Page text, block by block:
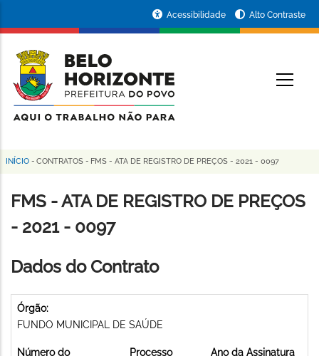
conteúdo
principal
da
Prefeitura
de
Horizonte
Acessibilidade Alto Contraste
Trilha
de
navegação
INÍCIO - CONTRATOS - FMS - ATA DE REGISTRO DE PREÇOS - 2021 - 0097
FMS - ATA DE REGISTRO DE PREÇOS
- 2021 - 0097
Dados do Contrato
Órgão:
FUNDO MUNICIPAL DE SAÚDE
Número do
Processo
Ano da Assinatura